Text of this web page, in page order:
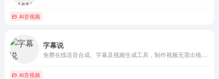
AI音视频
字幕说
AI音视频